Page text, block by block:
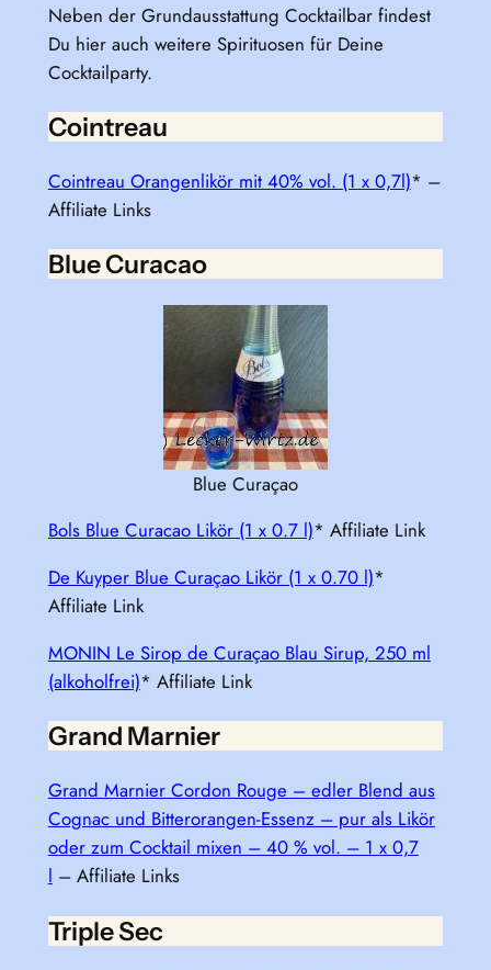
Neben der Grundausstattung Cocktailbar findest
Du hier auch weitere Spirituosen für Deine
Cocktailparty.
Cointreau
Cointreau Orangenlikör mit 40% vol. (1 x 0,7l)* –
Affiliate Links
Blue Curacao
Blue Curaçao
Bols Blue Curacao Likör (1 x 0.7 l)* Affiliate Link
De Kuyper Blue Curaçao Likör (1 x 0.70 l)*
Affiliate Link
MONIN Le Sirop de Curaçao Blau Sirup, 250 ml
(alkoholfrei)* Affiliate Link
Grand Marnier
Grand Marnier Cordon Rouge – edler Blend aus
Cognac und Bitterorangen-Essenz – pur als Likör
oder zum Cocktail mixen – 40 % vol. – 1 x 0,7
l – Affiliate Links
Triple Sec